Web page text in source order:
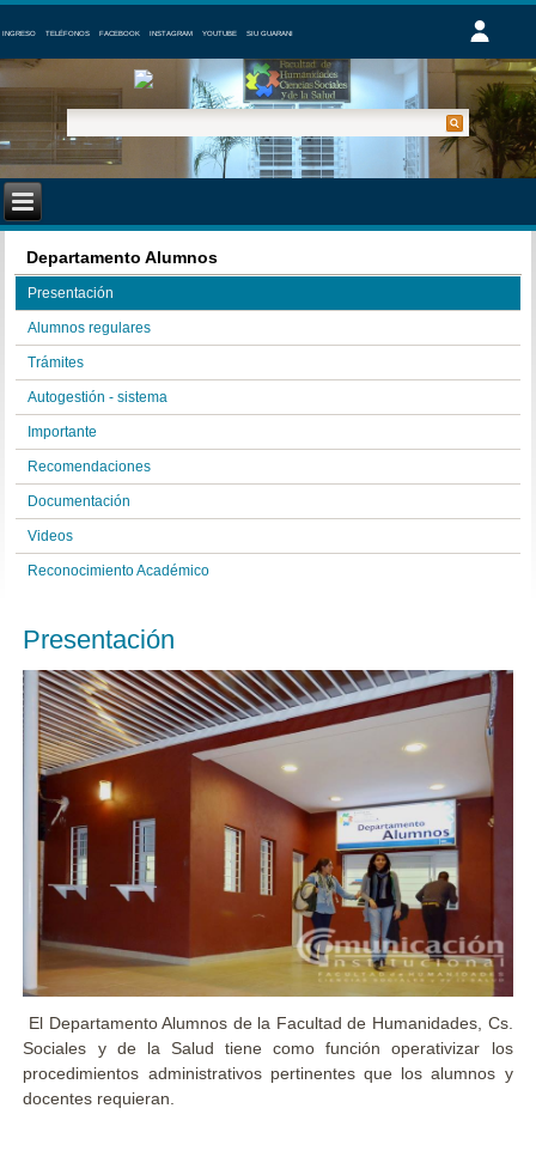
INGRESO TELÉFONOS FACEBOOK INSTAGRAM YOUTUBE SIU GUARANI
Departamento Alumnos
Presentación
Alumnos regulares
Trámites
Autogestión - sistema
Importante
Recomendaciones
Documentación
Videos
Reconocimiento Académico
Presentación
El Departamento Alumnos de la Facultad de Humanidades, Cs.
Sociales y de la Salud tiene como función operativizar los
procedimientos administrativos pertinentes que los alumnos y
docentes requieran.